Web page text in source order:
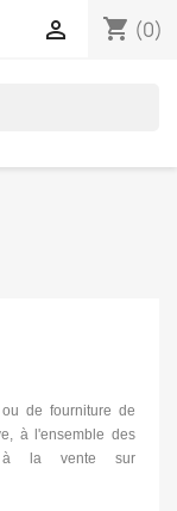
shopping_cart (0)

de fourniture de
à l'ensemble des
à la vente sur